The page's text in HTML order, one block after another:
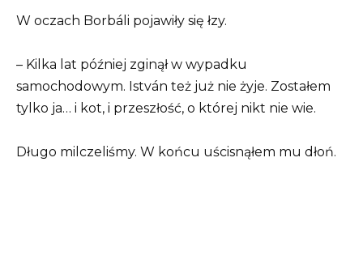
W oczach Borbáli pojawiły się łzy.
– Kilka lat później zginął w wypadku
samochodowym. István też już nie żyje. Zostałem
tylko ja… i kot, i przeszłość, o której nikt nie wie.
Długo milczeliśmy. W końcu uścisnąłem mu dłoń.